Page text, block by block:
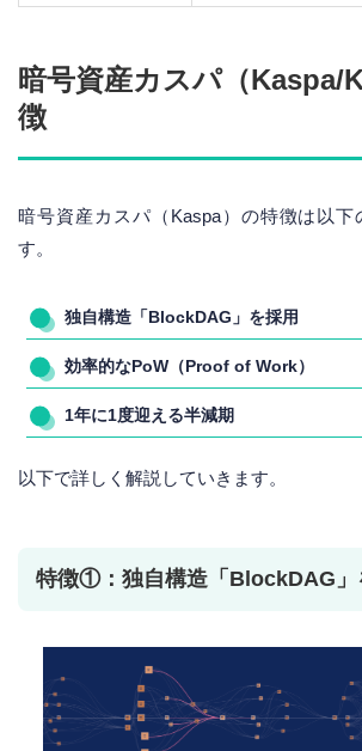
暗号資産カスパ（Kaspa/
徴
暗号資産カスパ（Kaspa）の特徴は以下
す。
独自構造「BlockDAG」を採用
効率的なPoW（Proof of Work）
1年に1度迎える半減期
以下で詳しく解説していきます。
特徴①：独自構造「BlockDAG」